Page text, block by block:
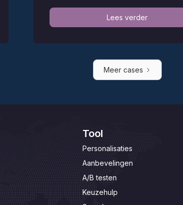
Lees verder
Meer cases
Tool
Personalisaties
Aanbevelingen
A/B testen
Keuzehulp